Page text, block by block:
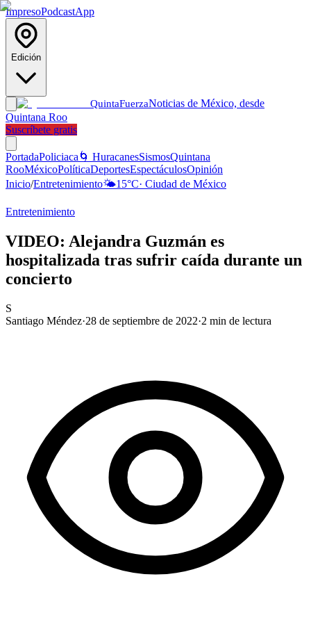
ImpresoPodcastApp
Edición
QuintaFuerzaNoticias de México, desde
Quintana Roo
Suscríbete gratis
PortadaPoliciaca 🌀 HuracanesSismosQuintana
RooMéxicoPolíticaDeportesEspectáculosOpinión
Inicio/Entretenimiento🌤️15°C· Ciudad de México
Entretenimiento
VIDEO: Alejandra Guzmán es
hospitalizada tras sufrir caída durante un
concierto
S
Santiago Méndez·28 de septiembre de 2022·2 min de lectura